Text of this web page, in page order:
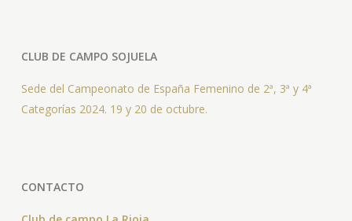
CLUB DE CAMPO SOJUELA
Sede del Campeonato de España Femenino de 2ª, 3ª y 4ª
Categorías 2024. 19 y 20 de octubre.
CONTACTO